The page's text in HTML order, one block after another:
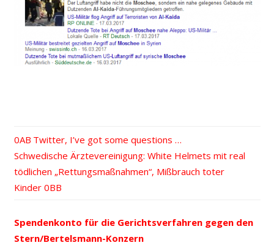
Beitrags-
Navigation
Vorheriger
Beitrag:
Twitter, I’ve got some questions …
Nächster
Beitrag:
Schwedische Ärztevereinigung: White Helmets mit real
tödlichen „Rettungsmaßnahmen“, Mißbrauch toter
Kinder
Spendenkonto für die Gerichtsverfahren gegen den
Stern/Bertelsmann-Konzern